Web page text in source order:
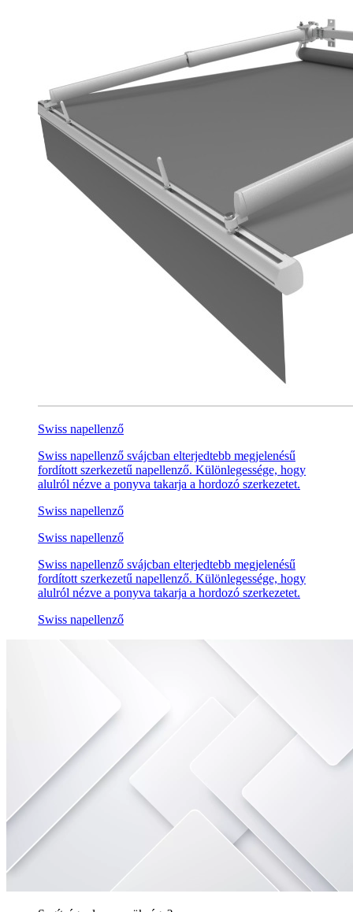
Swiss napellenző
Swiss napellenző svájcban elterjedtebb megjelenésű
fordított szerkezetű napellenző. Különlegessége, hogy
alulról nézve a ponyva takarja a hordozó szerkezetet.
Swiss napellenző
Swiss napellenző
Swiss napellenző svájcban elterjedtebb megjelenésű
fordított szerkezetű napellenző. Különlegessége, hogy
alulról nézve a ponyva takarja a hordozó szerkezetet.
Swiss napellenző